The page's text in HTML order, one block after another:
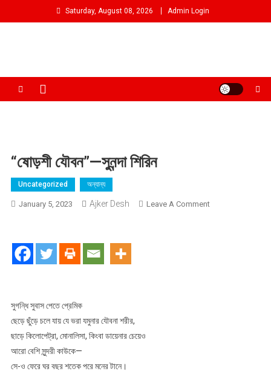
to
Saturday, August 08, 2026 Admin Login
“ষোড়শী যৌবন”—সুনন্দা শিরিন
Uncategorized অন্যান্য
January 5, 2023 Ajker Desh Leave A CommentOn
সুগন্ধি সুবাস পেতে প্রেমিক
ছেড়ে ছুঁড়ে চলে যায় যে ভরা যমুনার যৌবনা শরীর,
ছাড়ে কিলোপেট্রা, মোনালিসা, কিংবা ডায়েনার চেয়েও
আরো বেশি সুন্দরী কাউকে—
সে-ও ফেরে ঘর বছর শতেক পরে মনের টানে।